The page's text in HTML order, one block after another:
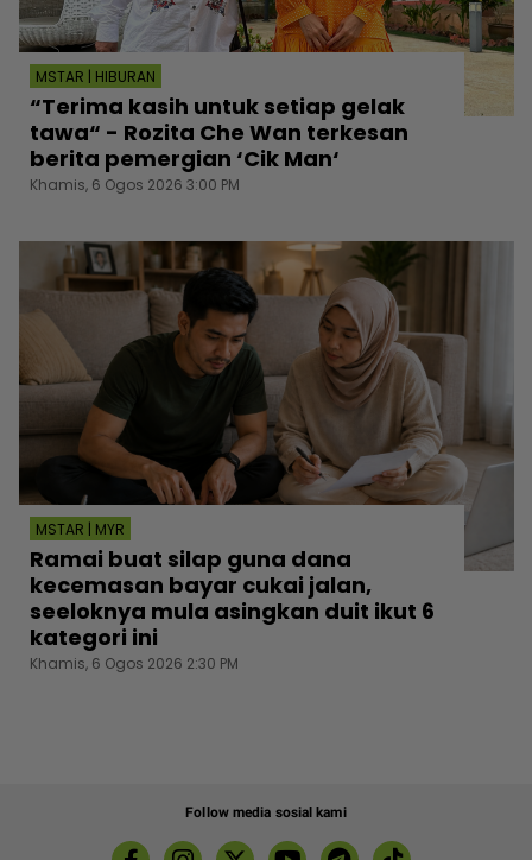
MSTAR | HIBURAN
“Terima kasih untuk setiap gelak
tawa“ - Rozita Che Wan terkesan
berita pemergian ‘Cik Man‘
Khamis, 6 Ogos 2026 3:00 PM
MSTAR | MYR
Ramai buat silap guna dana
kecemasan bayar cukai jalan,
seeloknya mula asingkan duit ikut 6
kategori ini
Khamis, 6 Ogos 2026 2:30 PM
Follow media sosial kami